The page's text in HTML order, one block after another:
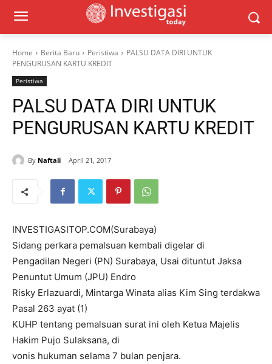
Home Berita Baru Peristiwa
PALSU DATA DIRI UNTUK
PENGURUSAN KARTU KREDIT
Peristiwa
PALSU DATA DIRI UNTUK
PENGURUSAN KARTU KREDIT
By Naftali April 21, 2017
INVESTIGASITOP.COM(Surabaya)
Sidang perkara pemalsuan kembali digelar di
Pengadilan Negeri (PN) Surabaya, Usai dituntut Jaksa
Penuntut Umum (JPU) Endro
Risky Erlazuardi, Mintarga Winata alias Kim Sing terdakwa
Pasal 263 ayat (1)
KUHP tentang pemalsuan surat ini oleh Ketua Majelis
Hakim Pujo Sulaksana, di
vonis hukuman selama 7 bulan penjara.